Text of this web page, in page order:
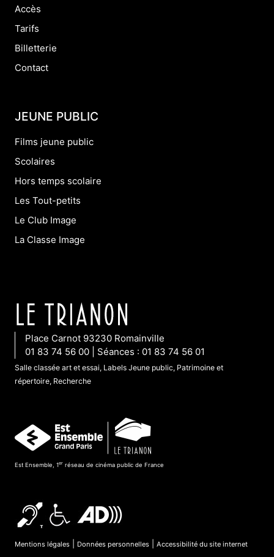
Accès
Tarifs
Billetterie
Contact
JEUNE PUBLIC
Films jeune public
Scolaires
Hors temps scolaire
Les Tout-petits
Le Club Image
La Classe Image
Place Carnot 93230 Romainville
01 83 74 56 00 | Séances : 01 83 74 56 01
Salle classée art et essai, Labels Jeune public, Patrimoine et
répertoire, Recherche
Est Ensemble, 1er réseau de cinéma public de France
Mentions légales Données personnelles Accessibilité du site internet